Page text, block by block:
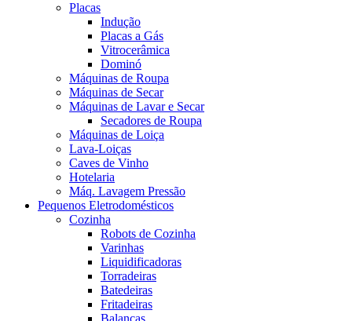
Placas
Indução
Placas a Gás
Vitrocerâmica
Dominó
Máquinas de Roupa
Máquinas de Secar
Máquinas de Lavar e Secar
Secadores de Roupa
Máquinas de Loiça
Lava-Loiças
Caves de Vinho
Hotelaria
Máq. Lavagem Pressão
Pequenos Eletrodomésticos
Cozinha
Robots de Cozinha
Varinhas
Liquidificadoras
Torradeiras
Batedeiras
Fritadeiras
Balanças